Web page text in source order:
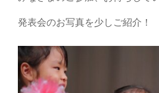
発表会のお写真を少しご紹介！